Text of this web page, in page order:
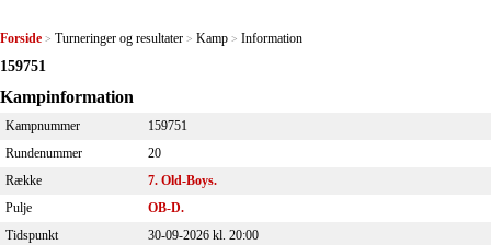
Forside > Turneringer og resultater > Kamp > Information
159751
Kampinformation
Kampnummer
159751
Rundenummer
20
Række
7. Old-Boys.
Pulje
OB-D.
Tidspunkt
30-09-2026 kl. 20:00